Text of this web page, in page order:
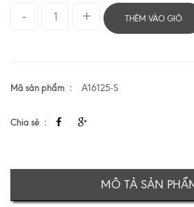
THÊM VÀO GIỎ
Mã sản phẩm A16125-S
Chia sẻ
MÔ TẢ SẢN